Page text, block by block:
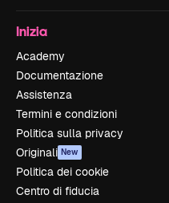
Inizia
Academy
Documentazione
Assistenza
Termini e condizioni
Politica sulla privacy
Originali New
Politica dei cookie
Centro di fiducia